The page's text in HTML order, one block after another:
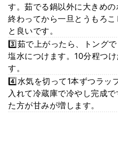
す。茹でる鍋以外に大きめ
終わってから一旦とうもろ
と良いです。
3️⃣茹で上がったら、トング
塩水につけます。10分程つ
す。
4️⃣水気を切って1本ずつラッ
入れて冷蔵庫で冷やし完成
た方が甘みが増します。